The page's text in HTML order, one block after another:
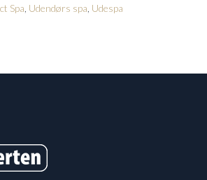
Spa Udendørs spa Udespa